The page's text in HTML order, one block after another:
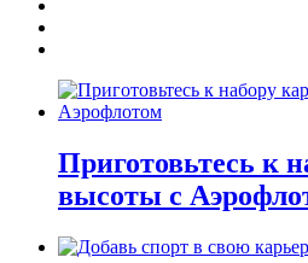
Приготовьтесь к
высоты с